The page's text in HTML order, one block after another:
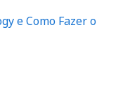
dos
e Como Fazer o